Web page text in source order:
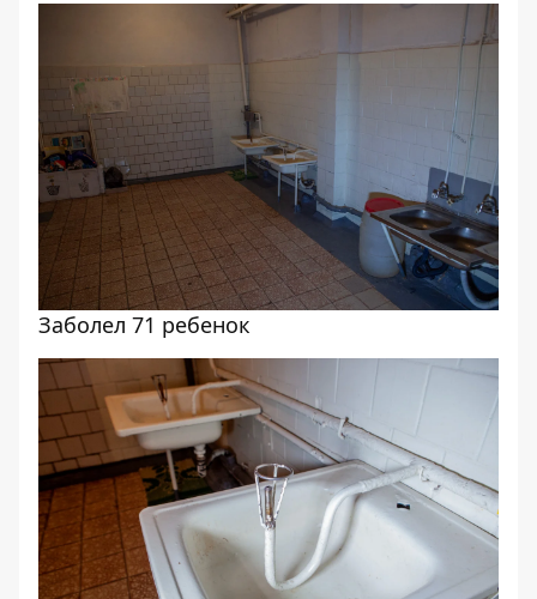
Заболел 71 ребенок